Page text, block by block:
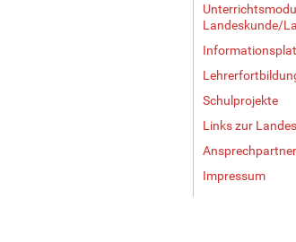
Landeskunde/
Schulprojekte
Links zur
Ansprechpartner
Impressum